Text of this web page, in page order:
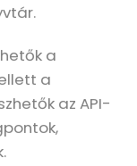
a
a
az API-